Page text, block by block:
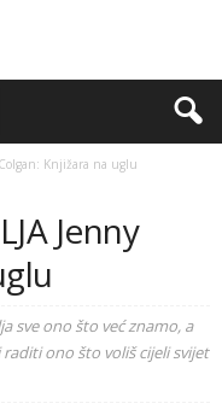
Colgan: Knjižara na uglu
Jenny
sve ono što već znamo, a
ono što voliš cijeli svijet